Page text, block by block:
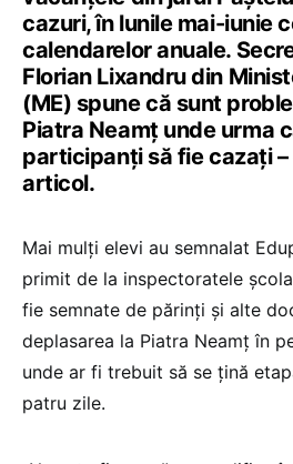
cazuri, în lunile mai-iunie
calendarelor anuale.
Florian Lixandru din
(ME) spune că sunt
Piatra Neamț unde urma
participanți să fie cazați –
articol.
Mai mulți elevi au semnalat
primit de la inspectoratele
fie semnate de părinți și alte
deplasarea la Piatra Neamț în
unde ar fi trebuit să se țină
patru zile.